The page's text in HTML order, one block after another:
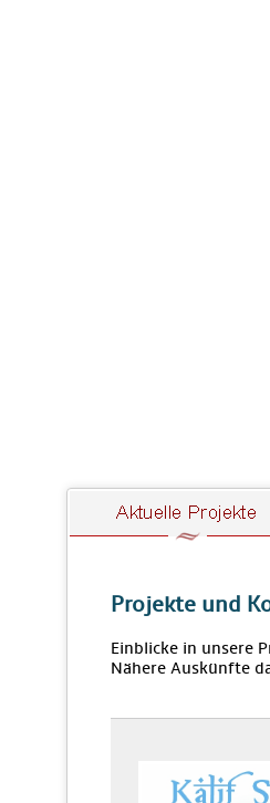
Projekte und
Einblicke in unsere
Nähere Auskünfte